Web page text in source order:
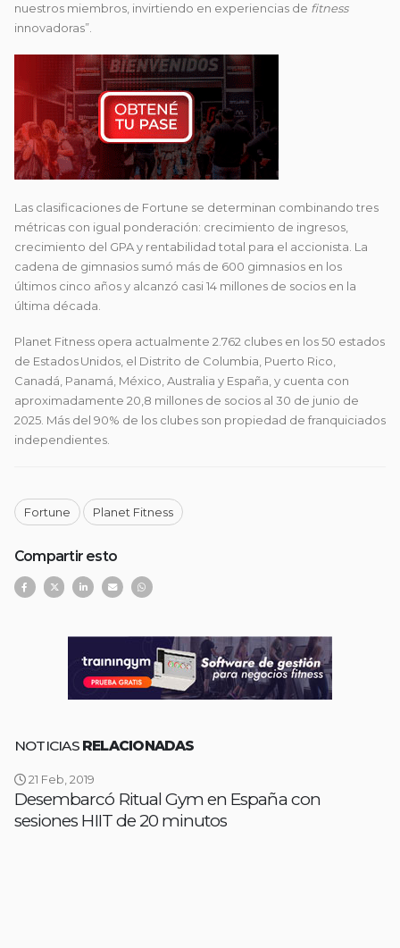
nuestros miembros, invirtiendo en experiencias de fitness
innovadoras”.
Las clasificaciones de Fortune se determinan combinando tres
métricas con igual ponderación: crecimiento de ingresos,
crecimiento del GPA y rentabilidad total para el accionista. La
cadena de gimnasios sumó más de 600 gimnasios en los
últimos cinco años y alcanzó casi 14 millones de socios en la
última década.
Planet Fitness opera actualmente 2.762 clubes en los 50 estados
de Estados Unidos, el Distrito de Columbia, Puerto Rico,
Canadá, Panamá, México, Australia y España, y cuenta con
aproximadamente 20,8 millones de socios al 30 de junio de
2025. Más del 90% de los clubes son propiedad de franquiciados
independientes.
Fortune Planet Fitness
Compartir esto
NOTICIAS RELACIONADAS
21 Feb, 2019
Desembarcó Ritual Gym en España con
sesiones HIIT de 20 minutos